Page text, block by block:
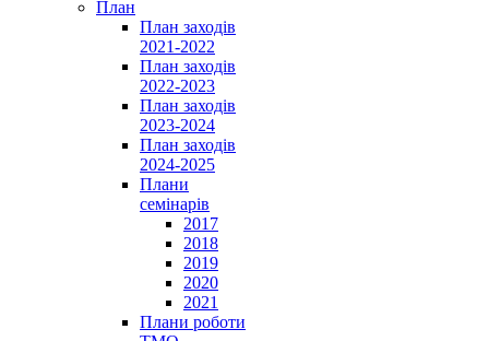
План
План заходів
2021-2022
План заходів
2022-2023
План заходів
2023-2024
План заходів
2024-2025
Плани
семінарів
2017
2018
2019
2020
2021
Плани роботи